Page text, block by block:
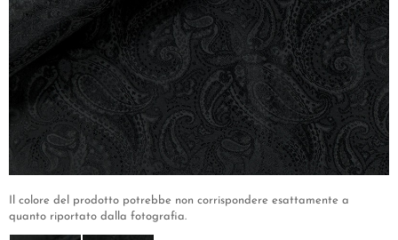
Il colore del prodotto potrebbe non corrispondere esattamente a
quanto riportato dalla fotografia.